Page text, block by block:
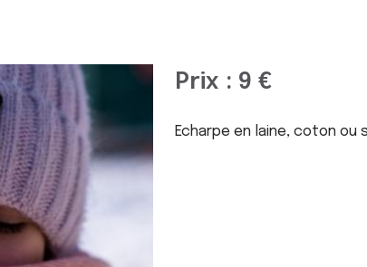
Prix : 9 €
Echarpe en laine, coton ou